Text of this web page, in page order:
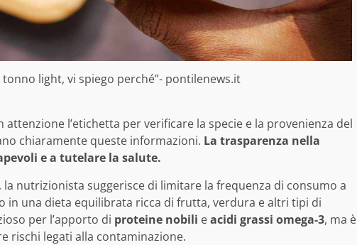
tonno light, vi spiego perché”- pontilenews.it
attenzione l’etichetta per verificare la specie e la provenienza del
chiaramente queste informazioni. La trasparenza nella
e a tutelare la salute.
nutrizionista suggerisce di limitare la frequenza di consumo a
in una dieta equilibrata ricca di frutta, verdura e altri tipi di
per l’apporto di proteine nobili eacidi grassi omega-3, ma è
rischi legati alla contaminazione.